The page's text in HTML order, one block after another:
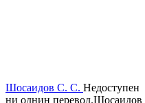
Шосаидов С. С. Недоступен
ни однин перевод.Шосаидов